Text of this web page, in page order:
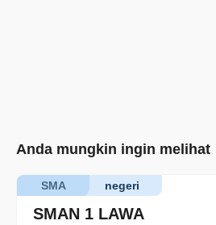
Anda mungkin ingin melihat
SMAN 1 LAWA
negeri
SMA